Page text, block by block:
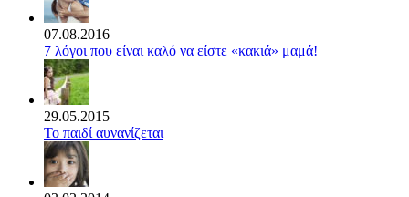
07.08.2016
7 λόγοι που είναι καλό να είστε «κακιά» μαμά!
29.05.2015
Το παιδί αυνανίζεται